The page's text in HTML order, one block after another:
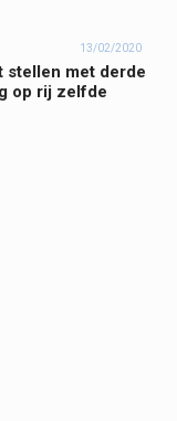
13/02/2020
stellen met derde
op rij zelfde